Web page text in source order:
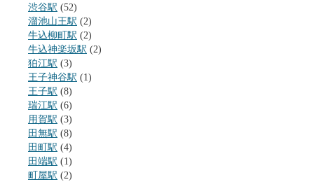
渋谷駅 (52)
溜池山王駅 (2)
牛込柳町駅 (2)
牛込神楽坂駅 (2)
狛江駅 (3)
王子神谷駅 (1)
王子駅 (8)
瑞江駅 (6)
用賀駅 (3)
田無駅 (8)
田町駅 (4)
田端駅 (1)
町屋駅 (2)